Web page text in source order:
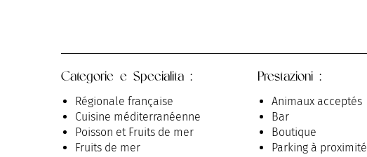
Categorie e Specialita :
Régionale française
Cuisine méditerranéenne
Poisson et Fruits de mer
Fruits de mer
Prestazioni :
Animaux acceptés
Bar
Boutique
Parking à proximité